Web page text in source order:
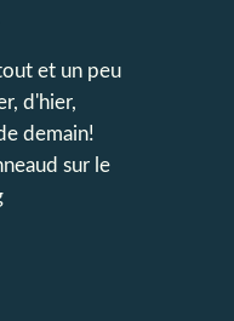
et un peu
d'hier,
demain!
sur le